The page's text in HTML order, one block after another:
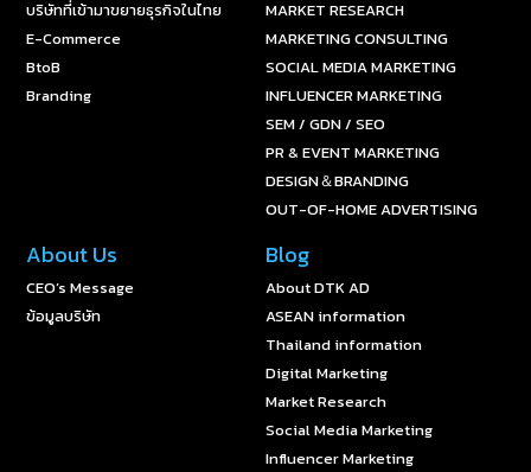
บริษัทที่เข้ามาขยายธุรกิจในไทย
E-Commerce
BtoB
Branding
MARKET RESEARCH
MARKETING CONSULTING
SOCIAL MEDIA MARKETING
INFLUENCER MARKETING
SEM / GDN / SEO
PR & EVENT MARKETING
DESIGN＆BRANDING
OUT-OF-HOME ADVERTISING
About Us
CEO’s Message
ข้อมูลบริษัท
Blog
About DTK AD
ASEAN information
Thailand information
Digital Marketing
Market Research
Social Media Marketing
Influencer Marketing